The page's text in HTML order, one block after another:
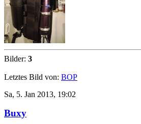
Bilder: 3
Letztes Bild von: BOP
Sa, 5. Jan 2013, 19:02
Buxy